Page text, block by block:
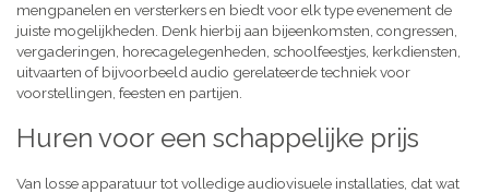
mengpanelen en versterkers en biedt voor elk type evenement de
juiste mogelijkheden. Denk hierbij aan bijeenkomsten, congressen,
vergaderingen, horecagelegenheden, schoolfeestjes, kerkdiensten,
uitvaarten of bijvoorbeeld audio gerelateerde techniek voor
voorstellingen, feesten en partijen.
Huren voor een schappelijke prijs
Van losse apparatuur tot volledige audiovisuele installaties, dat wat